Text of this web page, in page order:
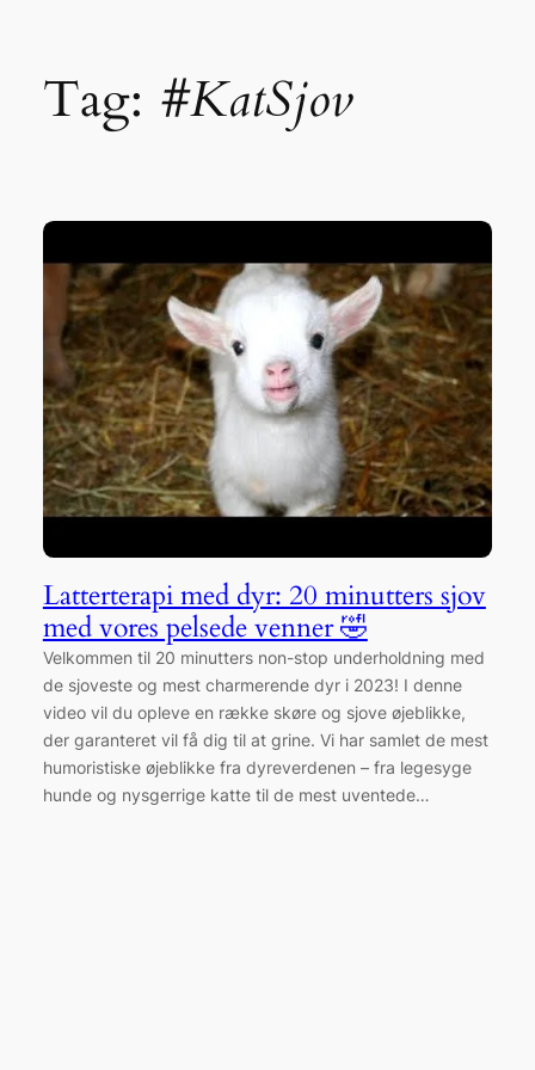
indholdTag: #KatSjov
Latterterapi med dyr: 20 minutters sjov
med vores pelsede venner 🤣
Velkommen til 20 minutters non-stop underholdning med
de sjoveste og mest charmerende dyr i 2023! I denne
video vil du opleve en række skøre og sjove øjeblikke,
der garanteret vil få dig til at grine. Vi har samlet de mest
humoristiske øjeblikke fra dyreverdenen – fra legesyge
hunde og nysgerrige katte til de mest uventede…